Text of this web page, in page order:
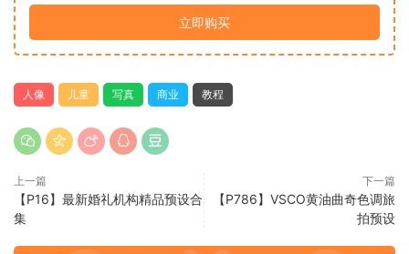
立即购买
人像 儿童 写真 商业 教程
上一篇
【P16】最新婚礼机构精品预设合
集
下一篇
【P786】VSCO黄油曲奇色调旅
拍预设